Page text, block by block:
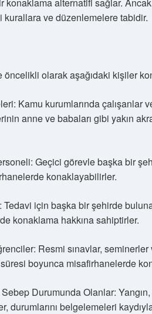
ve düzenlemelere tabidir.
olarak aşağıdaki kişiler
Kamu kurumlarında çalışanlar
anne ve babaları gibi yakın
Geçici görevle başka bir
konaklayabilirler.
Tedavi için başka bir şehirde
konaklama hakkına sahiptirler.
Resmi sınavlar,
boyunca misafirhanelerde
Durumunda Olanlar:
durumlarını belgelemeleri